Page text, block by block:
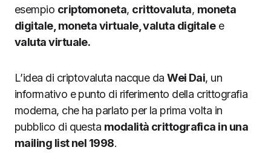
esempio criptomoneta, crittovaluta, moneta
digitale, moneta virtuale, valuta digitalee
valuta virtuale.
L’idea di criptovaluta nacque daWei Dai, un
informativo e punto di riferimento della crittografia
moderna, che ha parlato per la prima volta in
pubblico di questa modalità crittografica in una
mailing list nel 1998.